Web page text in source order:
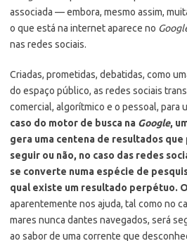
associada — embora, mesmo assim,
o que está na internet aparece no
nas redes sociais.
Criadas, prometidas, debatidas, como
do espaço público, as redes sociais
comercial, algorítmico e o pessoal, para
caso do motor de busca na Google,
gera uma centena de resultados
seguir ou não, no caso das redes
se converte numa espécie de
qual existe um resultado perpétuo. O
aparentemente nos ajuda, tal como no
mares nunca dantes navegados, será
ao sabor de uma corrente que